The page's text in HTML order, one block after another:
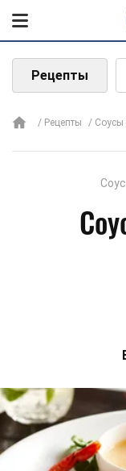
Рецепты
Рецепты